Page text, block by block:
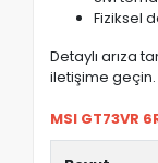
Fiziksel
Detaylı arıza
iletişime geçin.
MSI GT73VR